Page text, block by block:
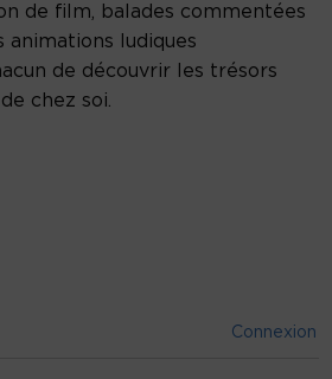
de film, balades commentées
animations ludiques
de découvrir les trésors
chez soi.
Connexion